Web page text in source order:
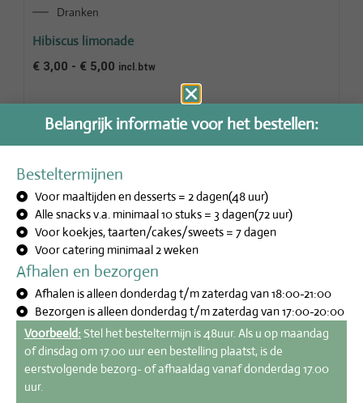
Dranken
Hibiscus limonade
€ 3,00 - € 5,00 incl.btw
Ontvang 10% korting!
Door u aan te melden, ontvangt u eenmalig 10% korting
en bent u als eerste op de hoogte van nieuwe acties,
gerechten en alle ontwikkelingen.
Belangrijk informatie voor het bestellen:
Besteltermijnen
Voor maaltijden en desserts = 2 dagen(48 uur)
Alle snacks v.a. minimaal 10 stuks = 3 dagen(72 uur)
Voor koekjes, taarten/cakes/sweets = 7 dagen
Voor catering minimaal 2 weken
Afhalen en bezorgen
Afhalen is alleen donderdag t/m zaterdag van 18:00-21:00
Bezorgen is alleen donderdag t/m zaterdag van 17:00-20:00
Voorbeeld:Stel het besteltermijn is 48uur. Als u op maandag
of dinsdag om 17.00 uur een bestelling plaatst, is de
eerstvolgende bezorg- of afhaaldag vanaf donderdag 17.00
uur.